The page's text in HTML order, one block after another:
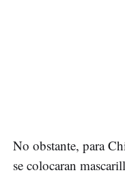
No obstante, para
se colocaran